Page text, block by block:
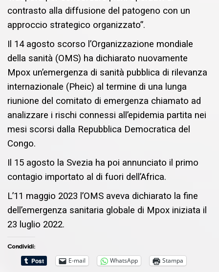
contrasto alla diffusione del patogeno con un
approccio strategico organizzato”.
Il 14 agosto scorso l’Organizzazione mondiale
della sanità (OMS) ha dichiarato nuovamente
Mpox un’emergenza di sanità pubblica di rilevanza
internazionale (Pheic) al termine di una lunga
riunione del comitato di emergenza chiamato ad
analizzare i rischi connessi all’epidemia partita nei
mesi scorsi dalla Repubblica Democratica del
Congo.
Il 15 agosto la Svezia ha poi annunciato il primo
contagio importato al di fuori dell’Africa.
L’11 maggio 2023 l’OMS aveva dichiarato la fine
dell’emergenza sanitaria globale di Mpox iniziata il
23 luglio 2022.
Condividi:
E-mail
WhatsApp Stampa